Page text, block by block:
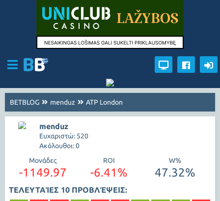
BETBLOG menduz ATP London
menduz
Ευχαριστώ: 520
Ακόλουθοι: 0
Μονάδες
-1149.97
ROI
-6.41%
W%
47.32%
ΤΕΛΕΥΤΑΊΕΣ 10 ΠΡΟΒΛΈΨΕΙΣ: